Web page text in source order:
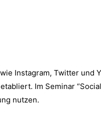
Instagram, Twitter und
Im Seminar
nutzen.